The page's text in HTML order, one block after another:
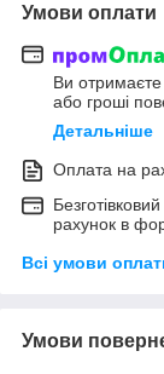
Умови оплати
Ви
або гроші
Детальніше
Оплата на
рахунок в
Всі умови
Умови